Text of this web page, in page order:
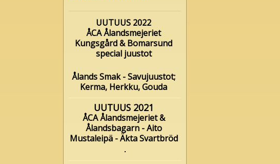
UUTUUS 2022
ÅCA Ålandsmejeriet
Kungsgård & Bomarsund
special juustot
Ålands Smak - Savujuustot;
Kerma, Herkku, Gouda
UUTUUS 2021
ÅCA Ålandsmejeriet &
Ålandsbagarn - Aito
Mustaleipä - Äkta Svartbröd